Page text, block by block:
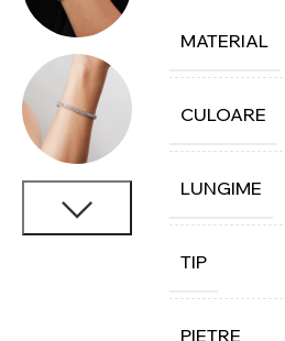
MATERIAL
CULOARE
LUNGIME
TIP
PIETRE